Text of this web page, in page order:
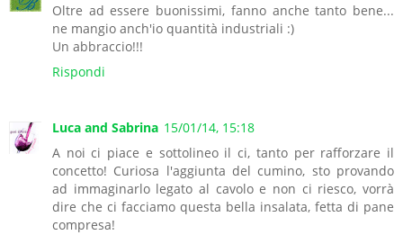
Oltre ad essere buonissimi, fanno anche tanto bene...
ne mangio anch'io quantità industriali :)
Un abbraccio!!!
Rispondi
Luca and Sabrina 15/01/14, 15:18
A noi ci piace e sottolineo il ci, tanto per rafforzare il
concetto! Curiosa l'aggiunta del cumino, sto provando
ad immaginarlo legato al cavolo e non ci riesco, vorrà
dire che ci facciamo questa bella insalata, fetta di pane
compresa!